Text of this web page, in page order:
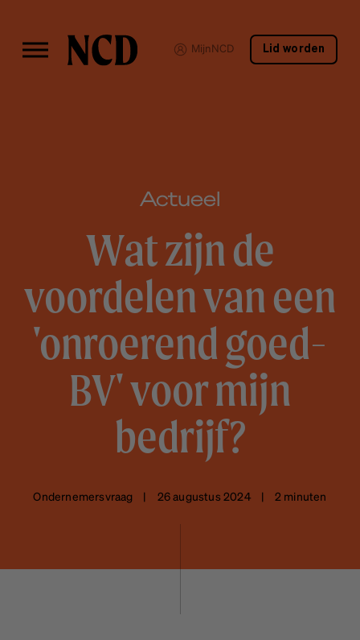
MijnNCD Lid worden
Actueel
Wat zijn de
voordelen van een
'onroerend goed-
BV' voor mijn
bedrijf?
Ondernemersvraag | 26 augustus 2024 | 2 minuten